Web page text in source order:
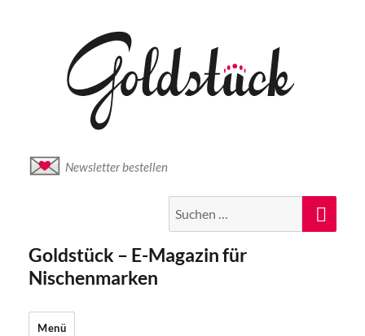
Newsletter bestellen
nach:
Goldstück – E-Magazin für
Nischenmarken
Menü